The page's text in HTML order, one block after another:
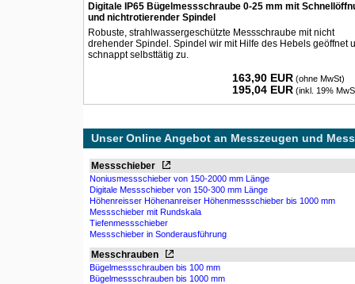
Digitale IP65 Bügelmessschraube 0-25 mm mit
und nichtrotierender Spindel
Robuste, strahlwassergeschützte Messschraube mit nicht
drehender Spindel. Spindel wir mit Hilfe des Hebels geöffnet
schnappt selbsttätig zu.
163,90 EUR (ohne MwSt)
195,04 EUR (inkl. 19%
Unser Online Angebot an Messzeugen und
Messschieber
Noniusmessschieber von 150-2000 mm Länge
Digitale Messschieber von 150-300 mm Länge
Höhenreisser Höhenanreiser Höhenmessschieber bis 1000 mm
Messschieber mit Rundskala
Tiefenmessschieber
Messschieber in Sonderausführung
Messchrauben
Bügelmessschrauben bis 100 mm
Bügelmessschrauben bis 1000 mm